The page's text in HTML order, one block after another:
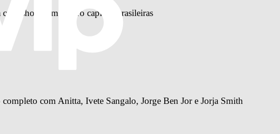
shows em quatro capitais brasileiras
com Anitta, Ivete Sangalo, Jorge Ben Jor e Jorja Smith